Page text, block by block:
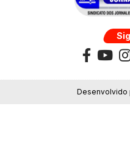
Desenvolvido